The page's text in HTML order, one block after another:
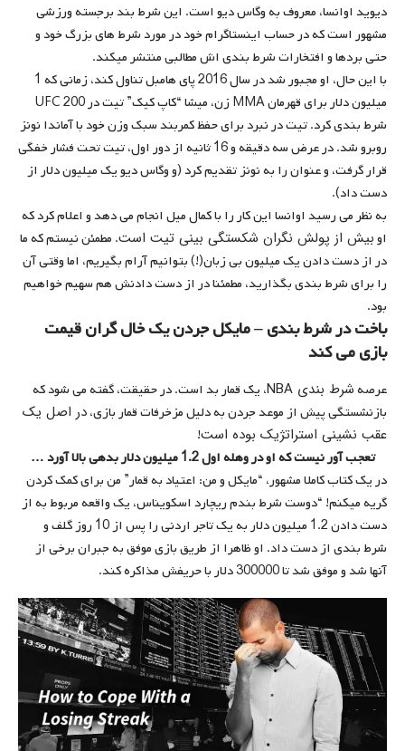
دیوید اوانسا، معروف به وگاس دیو است. این شرط بند برجسته ورزشی
مشهور است که در حساب اینستاگرام خود در مورد شرط های بزرگ خود و
حتی بردها و افتخارات شرط بندی اش مطالبی منتشر میکند.
با این حال، او مجبور شد در سال 2016 پای هامبل تناول کند، زمانی که 1
میلیون دلار برای قهرمان MMA زن، میشا “کاپ کیک” تیت در UFC 200
شرط بندی کرد. تیت در نبرد برای حفظ کمربند سبک وزن خود با آماندا نونز
روبرو شد. در عرض سه دقیقه و 16 ثانیه از دور اول، تیت تحت فشار خفگی
قرار گرفت، و عنوان را به نونز تقدیم کرد (و وگاس دیو یک میلیون دلار از
دست داد).
به نظر می رسید اوانسا این کار را با کمال میل انجام می دهد و اعلام کرد که
اوبیش از پولش نگران شکستگی بینی تیت است. مطمئن نیستم که ما
در از دست دادن یک میلیون بی زبان(!) بتوانیم آرام بگیریم، اما وقتی آن
را برای شرط بندی بگذارید، مطمئنا در از دست دادنش هم سهیم خواهیم
بود.
باخت در شرط بندی – مایکل جردن یک خال گران قیمت
بازی می کند
عرصهشرط بندی NBA
، یک قمار بد است. در حقیقت، گفته می شود که
بازنشستگی پیش از موعد جردن به دلیل مزخرفات قمار بازی،در اصل یک
عقب نشینی استراتژیک بوده است!
تعجب آور نیست که او در وهله اول 1.2 میلیون دلار بدهی بالا آورد …
در یک کتاب کاملا مشهور، “مایکل و من: اعتیاد به قمار” من برای کمک کردن
گریه میکنم! “دوست شرط بندم ریچارد اسكویناس، یک واقعه مربوط به از
دست دادن 1.2 میلیون دلار به یک تاجر اردنی را پس از 10 روز گلف و
شرط بندی از دست داد. او ظاهرا از طریق بازی موفق به جبران برخی از
آنها شد و موفق شد تا 300000 دلار با حریفش مذاکره کند.